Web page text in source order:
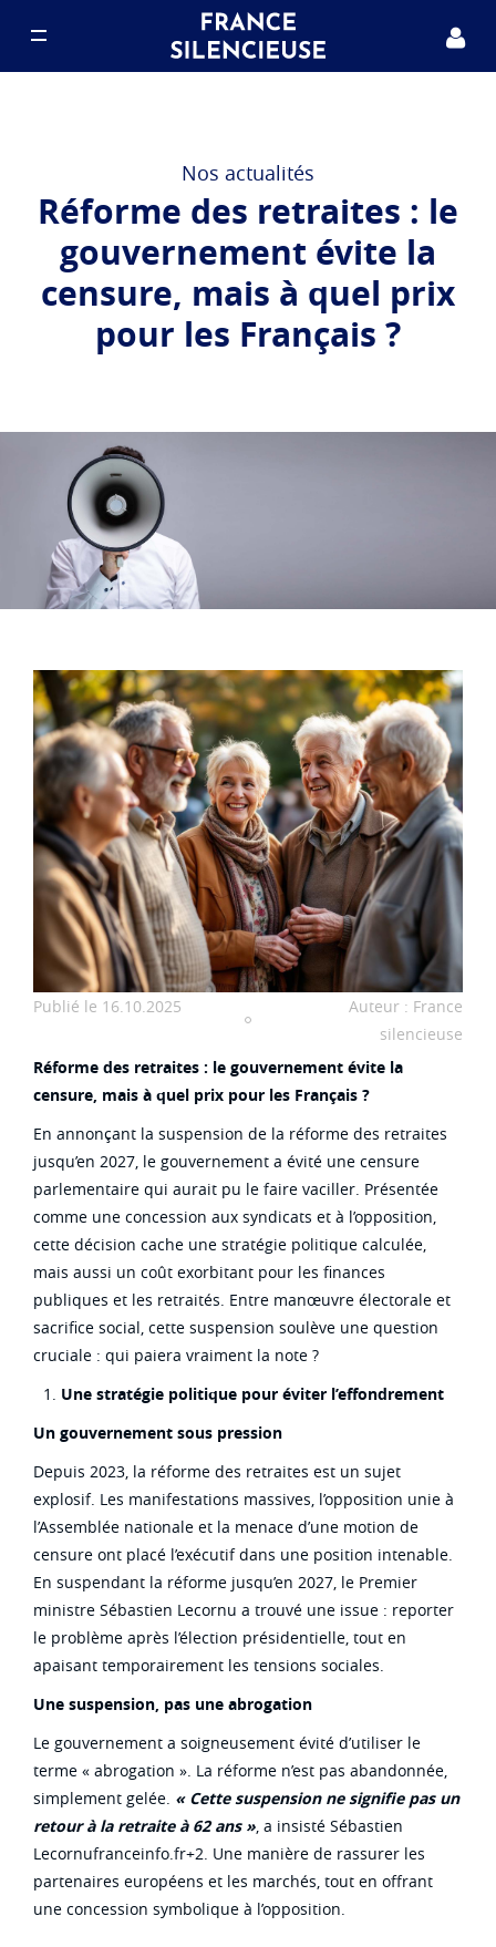
FAQ
Nos actualités
Réforme des retraites : le
gouvernement évite la
censure, mais à quel prix
pour les Français ?
Publié le 16.10.2025
Auteur : France
silencieuse
Réforme des retraites : le gouvernement évite la
censure, mais à quel prix pour les Français ?
En annonçant la suspension de la réforme des retraites
jusqu’en 2027, le gouvernement a évité une censure
parlementaire qui aurait pu le faire vaciller. Présentée
comme une concession aux syndicats et à l’opposition,
cette décision cache une stratégie politique calculée,
mais aussi un coût exorbitant pour les finances
publiques et les retraités. Entre manœuvre électorale et
sacrifice social, cette suspension soulève une question
cruciale : qui paiera vraiment la note ?
Une stratégie politique pour éviter l’effondrement
Un gouvernement sous pression
Depuis 2023, la réforme des retraites est un sujet
explosif. Les manifestations massives, l’opposition unie à
l’Assemblée nationale et la menace d’une motion de
censure ont placé l’exécutif dans une position intenable.
En suspendant la réforme jusqu’en 2027, le Premier
ministre Sébastien Lecornu a trouvé une issue : reporter
le problème après l’élection présidentielle, tout en
apaisant temporairement les tensions sociales.
Une suspension, pas une abrogation
Le gouvernement a soigneusement évité d’utiliser le
terme « abrogation ». La réforme n’est pas abandonnée,
simplement gelée. « Cette suspension ne signifie pas un
retour à la retraite à 62 ans », a insisté Sébastien
Lecornufranceinfo.fr+2. Une manière de rassurer les
partenaires européens et les marchés, tout en offrant
une concession symbolique à l’opposition.